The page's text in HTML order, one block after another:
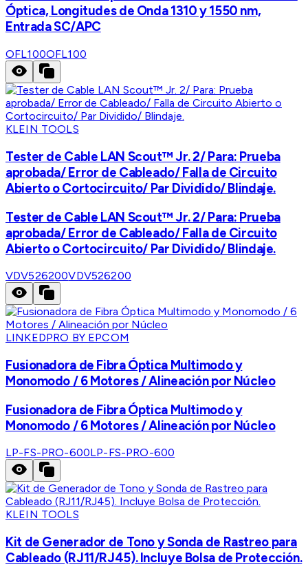
Óptica, Longitudes de Onda 1310 y 1550 nm,
Entrada SC/APC
OFL100OFL100
KLEIN TOOLS
Tester de Cable LAN Scout™ Jr. 2/ Para: Prueba
aprobada/ Error de Cableado/ Falla de Circuito
Abierto o Cortocircuito/ Par Dividido/ Blindaje.
Tester de Cable LAN Scout™ Jr. 2/ Para: Prueba
aprobada/ Error de Cableado/ Falla de Circuito
Abierto o Cortocircuito/ Par Dividido/ Blindaje.
VDV526200VDV526200
LINKEDPRO BY EPCOM
Fusionadora de Fibra Óptica Multimodo y
Monomodo / 6 Motores / Alineación por Núcleo
Fusionadora de Fibra Óptica Multimodo y
Monomodo / 6 Motores / Alineación por Núcleo
LP-FS-PRO-600LP-FS-PRO-600
KLEIN TOOLS
Kit de Generador de Tono y Sonda de Rastreo para
Cableado (RJ11/RJ45). Incluye Bolsa de Protección.